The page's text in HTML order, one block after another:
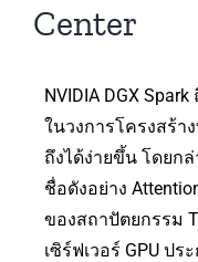
Center
NVIDIA DGX
ในวงการโครงสร้
ถึงได้ง่ายขึ้น โดยก
ชื่อดังอย่าง
ของสถาปัตยกรรม
เซิร์ฟเวอร์ GPU ป